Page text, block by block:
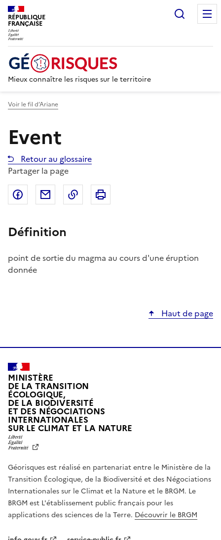
RÉPUBLIQUE
FRANÇAISE
Mieux connaître les risques sur le territoire
Voir le fil d’Ariane
Event
Retour au glossaire
Partager la page
Partager sur Facebook
Partager par emailCopier dans le presse-papier
Définition
point de sortie du magma au cours d'une éruption
donnée
Haut de page
MINISTÈRE
DE LA TRANSITION
ÉCOLOGIQUE,
DE LA BIODIVERSITÉ
ET DES NÉGOCIATIONS
INTERNATIONALES
SUR LE CLIMAT ET LA NATUREL
T
É
,
É
G
A
L
Géorisques est réalisé en partenariat entre le Ministère de la
Transition Écologique, de la Biodiversité et des Négociations
Internationales sur le Climat et la Nature et le BRGM. Le
BRGM est L'établissement public français pour les
applications des sciences de la Terre. Découvrir le BRGM